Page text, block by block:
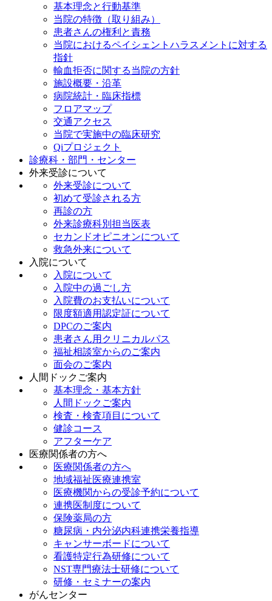
基本理念と行動基準
当院の特徴（取り組み）
患者さんの権利と責務
当院におけるペイシェントハラスメントに対する
指針
輸血拒否に関する当院の方針
施設概要・沿革
病院統計・臨床指標
フロアマップ
交通アクセス
当院で実施中の臨床研究
Qiプロジェクト
診療科・部門・センター
外来受診について
外来受診について
初めて受診される方
再診の方
外来診療科別担当医表
セカンドオピニオンについて
救急外来について
入院について
入院について
入院中の過ごし方
入院費のお支払いについて
限度額適用認定証について
DPCのご案内
患者さん用クリニカルパス
福祉相談室からのご案内
面会のご案内
人間ドックご案内
基本理念・基本方針
人間ドックご案内
検査・検査項目について
健診コース
アフターケア
医療関係者の方へ
医療関係者の方へ
地域福祉医療連携室
医療機関からの受診予約について
連携医制度について
保険薬局の方
糖尿病・内分泌内科連携栄養指導
キャンサーボードについて
看護特定行為研修について
NST専門療法士研修について
研修・セミナーの案内
がんセンター